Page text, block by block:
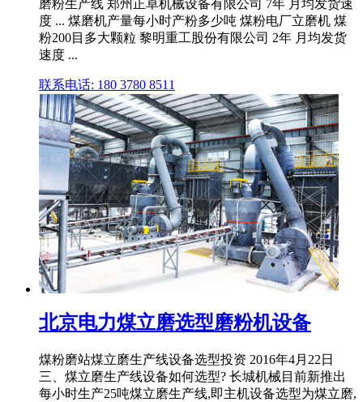
磨粉生产线 郑州正卓机械设备有限公司 7年 月均发货速
度 ... 煤磨机产量每小时产粉多少吨 煤粉电厂立磨机 煤
粉200目多大颗粒 黎明重工股份有限公司 2年 月均发货
速度 ...
联系电话: 180 3780 8511
北京电力煤立磨选型磨粉机设备
煤粉磨站煤立磨生产线设备选型投资 2016年4月22日
三、煤立磨生产线设备如何选型? 长城机械目前新推出
每小时生产25吨煤立磨生产线,即主机设备选型为煤立磨,